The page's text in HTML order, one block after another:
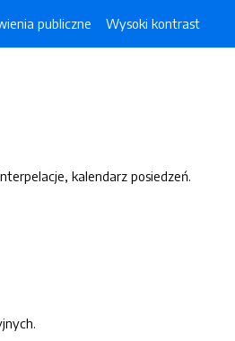
publiczne Wysoki kontrast
kalendarz posiedzeń.